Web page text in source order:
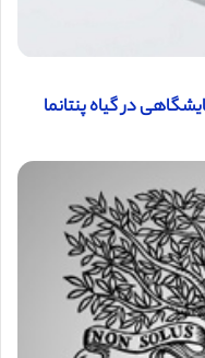
در گیاه پنتانما